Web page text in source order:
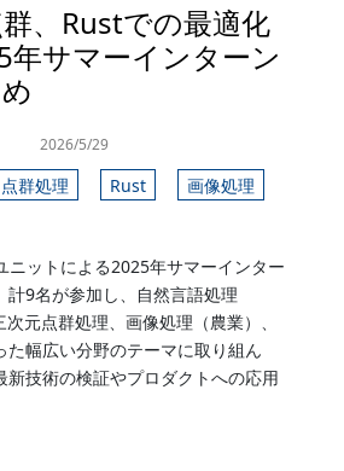
、Rustでの最適化
年サマーインターン
2026/5/29
点群処理 Rust
画像処理
ニットによる2025年サマーインター
計9名が参加し、自然言語処理
次元点群処理、画像処理（農業）、
た幅広い分野のテーマに取り組ん
新技術の検証やプロダクトへの応用